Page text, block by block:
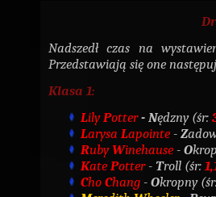
Nadszedł czas na
Przedstawiają się one
Klasa 1:
Lily Potter- Nędzny (śr:
Larysa Lapointe - Z
RubyWinehause - O
Kate Potter- Troll (śr:
Cho Chang - Okropny